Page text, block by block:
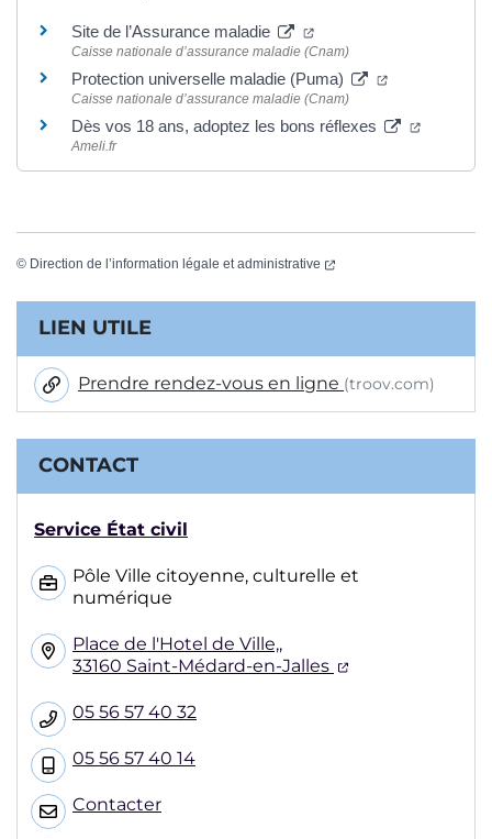
Site de l’Assurance maladie (ouverture dans un
Caisse nationale d’assurance maladie (Cnam)
Protection universelle maladie (Puma) (ouverture
Caisse nationale d’assurance maladie (Cnam)
Dès vos 18 ans, adoptez les bons réflexes
Ameli.fr
© Direction de l’information légale et administrative (ouverture dans un
Informations complémentaires
LIEN UTILE
Prendre rendez-vous en ligne (troov.com)
CONTACT
Service État civil
Pôle Ville citoyenne, culturelle et
numérique
Place de l'Hotel de Ville,,
33160 Saint-Médard-en-Jalles
(ouverture
05 56 57 40 32
05 56 57 40 14
Contacter